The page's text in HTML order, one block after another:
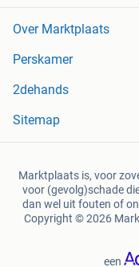
Over Marktplaats
Perskamer
2dehands
Sitemap
Marktplaats is, voor
voor (gevolg)schade
dan wel uit fouten of
Copyright © 2026
een